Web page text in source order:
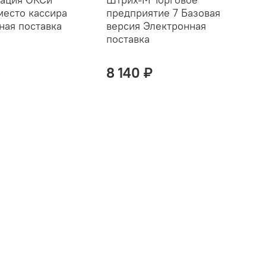
кассира
поставка
предприятие 7 Базовая
версия Электронная
поставка
8 140 ₽